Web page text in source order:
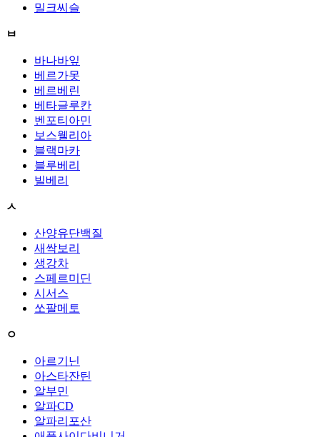
밀크씨슬
ㅂ
바나바잎
베르가못
베르베린
베타글루칸
벤포티아민
보스웰리아
블랙마카
블루베리
빌베리
ㅅ
산양유단백질
새싹보리
생강차
스페르미딘
시서스
쏘팔메토
ㅇ
아르기닌
아스타잔틴
알부민
알파CD
알파리포산